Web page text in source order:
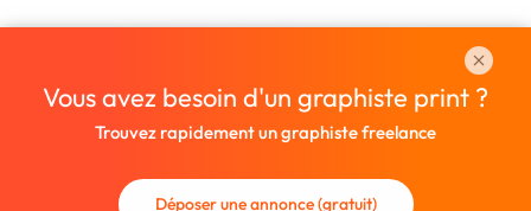
Vous avez besoin d'un graphiste print ?
Trouvez rapidement un graphiste freelance
Déposer une annonce (gratuit)